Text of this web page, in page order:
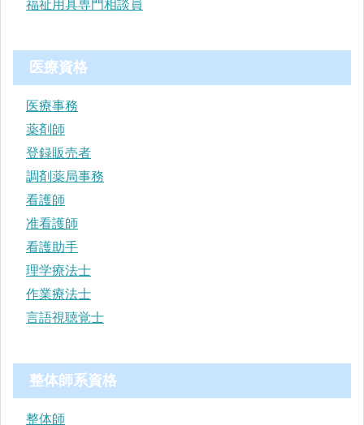
福祉用具専門相談員
医療資格
医療事務
薬剤師
登録販売者
調剤薬局事務
看護師
准看護師
看護助手
理学療法士
作業療法士
言語視聴覚士
整体師系資格
整体師